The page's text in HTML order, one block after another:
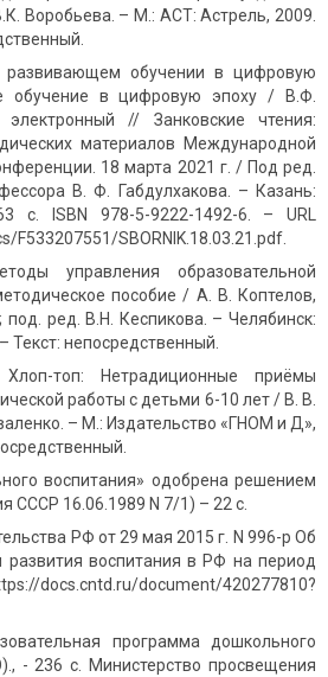
Воробьева. – М.: АСТ: Астрель, 2009.
развивающем обучении в цифровую
обучение в цифровую эпоху / В.Ф.
электронный // Занковские чтения:
материалов Международной
18 марта 2021 г. / Под ред.
В. Ф. Габдулхакова. – Казань:
с. ISBN 978-5-9222-1492-6. – URL
SBORNIK.18.03.21.pdf.
управления образовательной
пособие / А. В. Коптелов,
ред. В.Н. Кеспикова. – Челябинск:
непосредственный.
топ: Нетрадиционные приёмы
работы с детьми 6-10 лет / В. В.
– М.: Издательство «ГНОМ и Д»,
воспитания» одобрена решением
СССР 16.06.1989 N 7/1) – 22 с.
РФ от 29 мая 2015 г. N 996-р Об
развития воспитания в РФ на период
document/420277810?
программа дошкольного
- 236 с.
Министерство просвещения